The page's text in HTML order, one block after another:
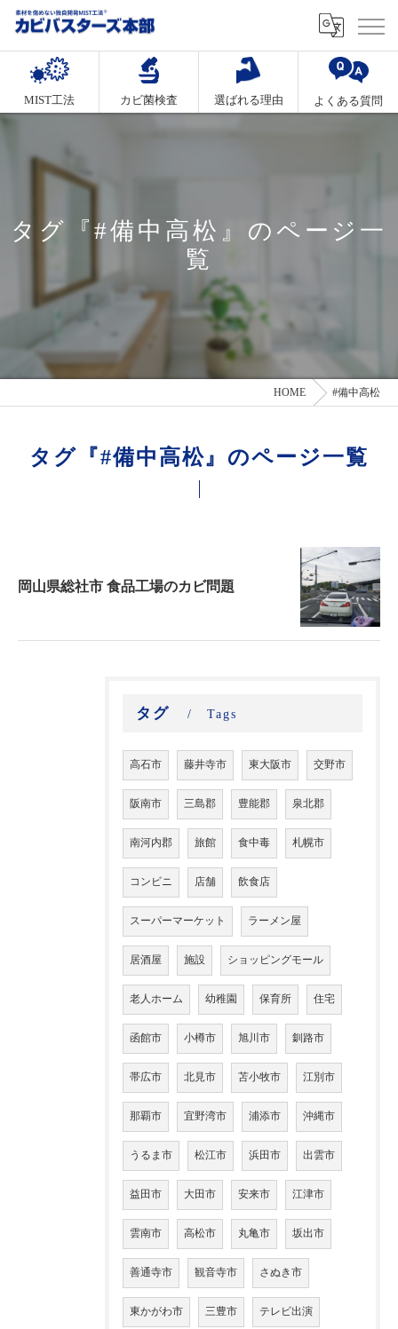
MIST工法 カビ菌検査 選ばれる理由 よくある質問
タグ『#備中高松』のページ一
覧
HOME #備中高松
タグ『#備中高松』のページ一覧
岡山県総社市 食品工場のカビ問題
タグ Tags
高石市 藤井寺市 東大阪市 交野市
阪南市 三島郡 豊能郡 泉北郡
南河内郡 旅館 食中毒 札幌市
コンビニ 店舗 飲食店
スーパーマーケット ラーメン屋
居酒屋 施設 ショッピングモール
老人ホーム 幼稚園 保育所 住宅
函館市 小樽市 旭川市 釧路市
帯広市 北見市 苫小牧市 江別市
那覇市 宜野湾市 浦添市 沖縄市
うるま市 松江市 浜田市 出雲市
益田市 大田市 安来市 江津市
雲南市 高松市 丸亀市 坂出市
善通寺市 観音寺市 さぬき市
東かがわ市 三豊市 テレビ出演